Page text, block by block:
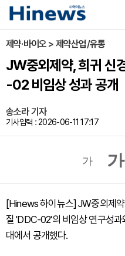
제약·바이오 > 제약산업/유통
JW중외제약, 희귀 신
-02 비임상 성과 공개
송소라 기자
기사입력 : 2026-06-11 17:17
가 가
[Hinews 하이뉴스] JW중외제
질 'DDC-02'의 비임상 연구성과
대에서 공개했다.